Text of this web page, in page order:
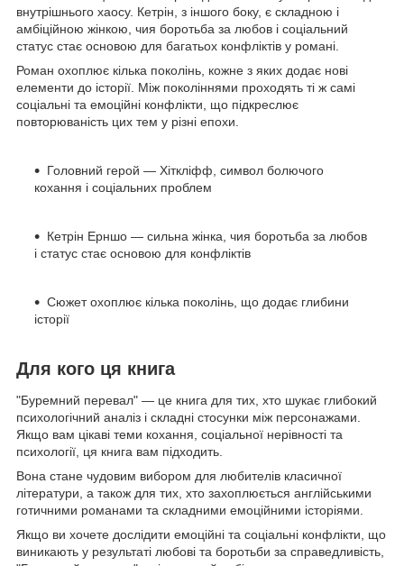
внутрішнього хаосу. Кетрін, з іншого боку, є складною і
амбіційною жінкою, чия боротьба за любов і соціальний
статус стає основою для багатьох конфліктів у романі.
Роман охоплює кілька поколінь, кожне з яких додає нові
елементи до історії. Між поколіннями проходять ті ж самі
соціальні та емоційні конфлікти, що підкреслює
повторюваність цих тем у різні епохи.
Головний герой — Хіткліфф, символ болючого
кохання і соціальних проблем
Кетрін Ерншо — сильна жінка, чия боротьба за любов
і статус стає основою для конфліктів
Сюжет охоплює кілька поколінь, що додає глибини
історії
Для кого ця книга
"Буремний перевал" — це книга для тих, хто шукає глибокий
психологічний аналіз і складні стосунки між персонажами.
Якщо вам цікаві теми кохання, соціальної нерівності та
психології, ця книга вам підходить.
Вона стане чудовим вибором для любителів класичної
літератури, а також для тих, хто захоплюється англійськими
готичними романами та складними емоційними історіями.
Якщо ви хочете дослідити емоційні та соціальні конфлікти, що
виникають у результаті любові та боротьби за справедливість,